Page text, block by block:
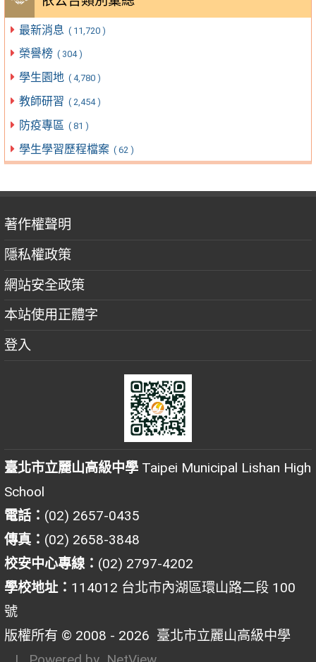
最新消息 ( 11,720 )
榮譽榜 ( 304 )
學生園地 ( 4,780 )
教師研習 ( 2,454 )
防疫專區 ( 81 )
學生學習歷程檔案 ( 62 )
著作權聲明
隱私權政策
網站安全政策
本站使用正體字
登入
臺北市立麗山高級中學 Taipei Municipal Lishan High
School
電話： (02) 2657-0435
傳真： (02) 2658-3848
校安中心專線： (02) 2797-4202
學校地址： 114012 台北市內湖區環山路二段 100
號
版權所有 © 2008 - 2026 臺北市立麗山高級中學